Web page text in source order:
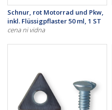
Schnur, rot Motorrad und Pkw,
inkl. Flüssigpflaster 50 ml, 1 ST
cena ni vidna